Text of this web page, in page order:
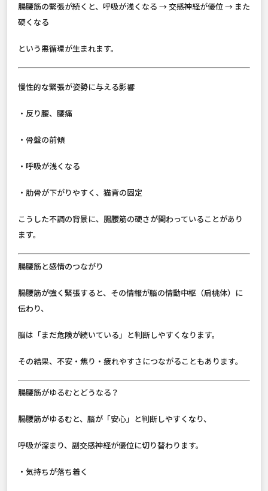
腸腰筋の緊張が続くと、呼吸が浅くなる → 交感神経が優位 → また
硬くなる
という悪循環が生まれます。
慢性的な緊張が姿勢に与える影響
・反り腰、腰痛
・骨盤の前傾
・呼吸が浅くなる
・肋骨が下がりやすく、猫背の固定
こうした不調の背景に、腸腰筋の硬さが関わっていることがあり
ます。
腸腰筋と感情のつながり
腸腰筋が強く緊張すると、その情報が脳の情動中枢（扁桃体）に
伝わり、
脳は「まだ危険が続いている」と判断しやすくなります。
その結果、不安・焦り・疲れやすさにつながることもあります。
腸腰筋がゆるむとどうなる？
腸腰筋がゆるむと、脳が「安心」と判断しやすくなり、
呼吸が深まり、副交感神経が優位に切り替わります。
・気持ちが落ち着く